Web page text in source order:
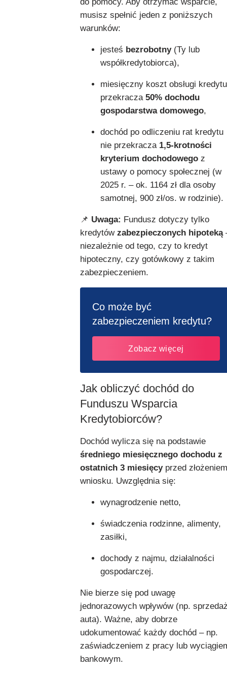
musisz spełnić jeden z poniższych
warunków:
jesteś bezrobotny(Ty lub
współkredytobiorca),
miesięczny koszt obsługi kredytu
przekracza 50% dochodu
gospodarstwa domowego,
dochód po odliczeniu rat kredytu
nie przekracza 1,5-krotności
kryterium dochodowego z
ustawy o pomocy społecznej (w
2025 r. – ok. 1164 zł dla osoby
samotnej, 900 zł/os. w rodzinie).
📌 Uwaga: Fundusz dotyczy tylko
kredytów zabezpieczonych hipoteką
niezależnie od tego, czy to kredyt
hipoteczny, czy gotówkowy z takim
zabezpieczeniem.
Co może być
zabezpieczeniem kredytu?
Zobacz więcej
Jak obliczyć dochód do
Funduszu Wsparcia
Kredytobiorców?
Dochód wylicza się na podstawie
średniego miesięcznego dochodu z
ostatnich 3 miesięcyprzed złożeniem
wniosku. Uwzględnia się:
wynagrodzenie netto,
świadczenia rodzinne, alimenty,
zasiłki,
dochody z najmu, działalności
gospodarczej.
Nie bierze się pod uwagę
jednorazowych wpływów (np.
auta). Ważne, aby dobrze
udokumentować każdy dochód – np.
zaświadczeniem z pracy lub
bankowym.